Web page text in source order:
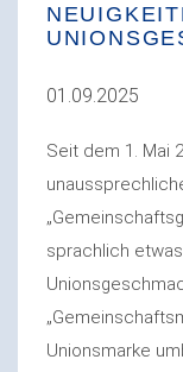
01.09.2025
Seit dem 1. Mai
sprachlich
Unionsmarke